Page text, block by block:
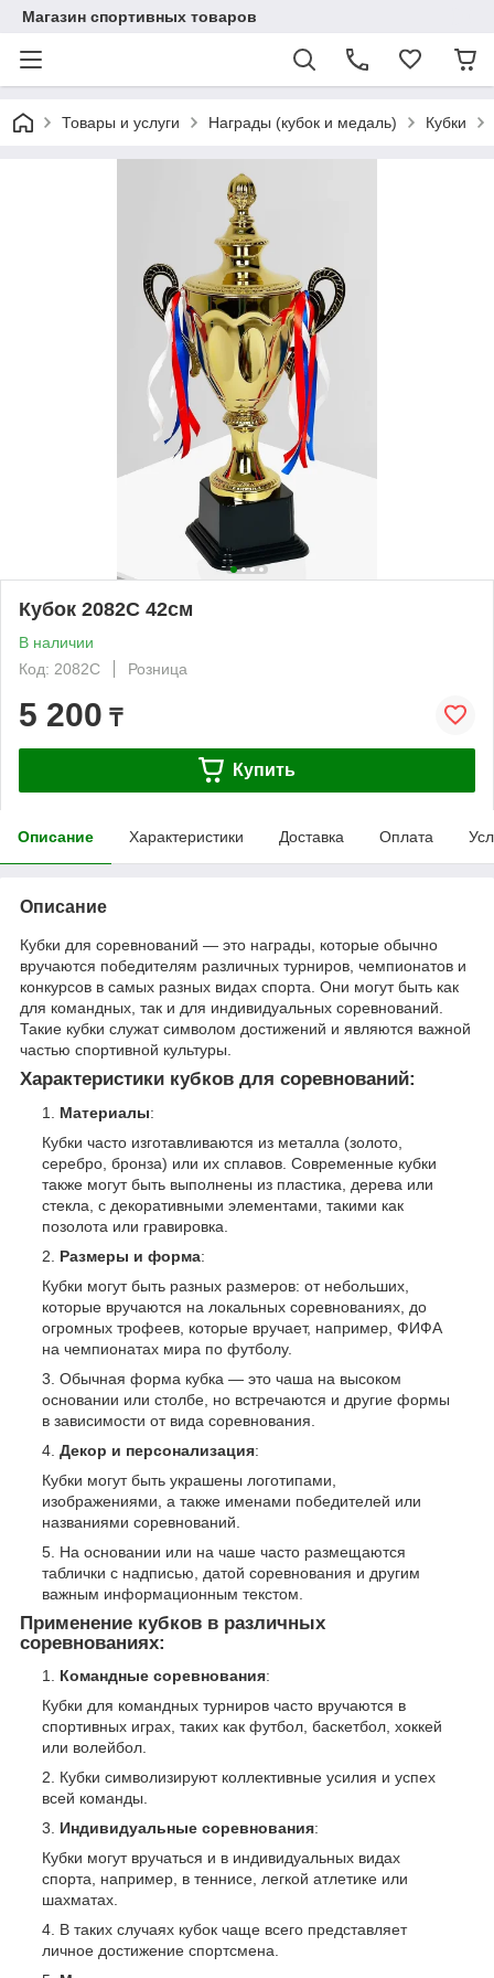
Магазин спортивных товаров
Товары и услуги Награды (кубок и медаль) Кубки
Кубок 2082C 42см
В наличии
Код: 2082C
Розница
5 200 ₸
Купить
Описание Характеристики Доставка Оплата
Описание
Кубки для соревнований — это награды, которые обычно
вручаются победителям различных турниров, чемпионатов и
конкурсов в самых разных видах спорта. Они могут быть как
для командных, так и для индивидуальных соревнований.
Такие кубки служат символом достижений и являются важной
частью спортивной культуры.
Характеристики кубков для соревнований:
Материалы:
Кубки часто изготавливаются из металла (золото,
серебро, бронза) или их сплавов. Современные кубки
также могут быть выполнены из пластика, дерева или
стекла, с декоративными элементами, такими как
позолота или гравировка.
Размеры и форма:
Кубки могут быть разных размеров: от небольших,
которые вручаются на локальных соревнованиях, до
огромных трофеев, которые вручает, например, ФИФА
на чемпионатах мира по футболу.
Обычная форма кубка — это чаша на высоком
основании или столбе, но встречаются и другие формы
в зависимости от вида соревнования.
Декор и персонализация:
Кубки могут быть украшены логотипами,
изображениями, а также именами победителей или
названиями соревнований.
На основании или на чаше часто размещаются
таблички с надписью, датой соревнования и другим
важным информационным текстом.
Применение кубков в различных
соревнованиях:
Командные соревнования:
Кубки для командных турниров часто вручаются в
спортивных играх, таких как футбол, баскетбол, хоккей
или волейбол.
Кубки символизируют коллективные усилия и успех
всей команды.
Индивидуальные соревнования:
Кубки могут вручаться и в индивидуальных видах
спорта, например, в теннисе, легкой атлетике или
шахматах.
В таких случаях кубок чаще всего представляет
личное достижение спортсмена.